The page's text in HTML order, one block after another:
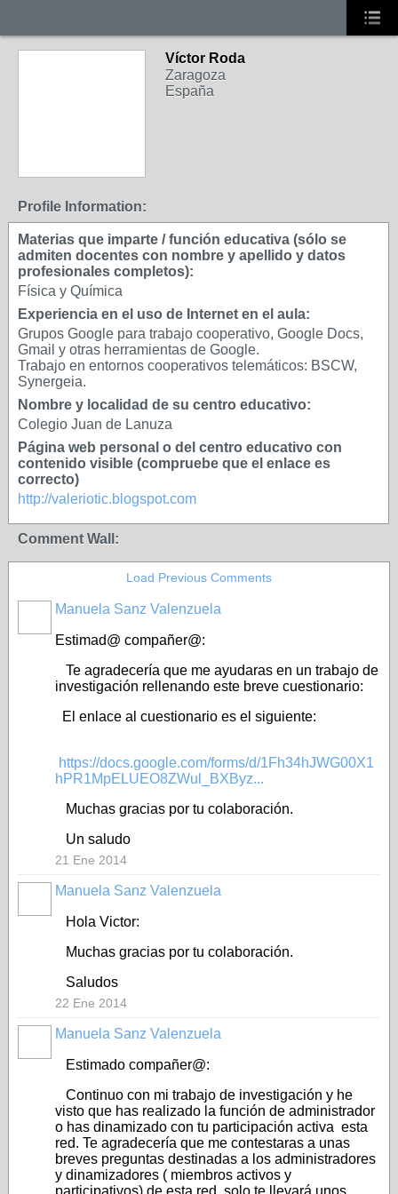
Víctor Roda
Zaragoza
España
Profile Information:
Materias que imparte / función educativa (sólo se
admiten docentes con nombre y apellido y datos
profesionales completos):
Física y Química
Experiencia en el uso de Internet en el aula:
Grupos Google para trabajo cooperativo, Google Docs,
Gmail y otras herramientas de Google.
Trabajo en entornos cooperativos telemáticos: BSCW,
Synergeia.
Nombre y localidad de su centro educativo:
Colegio Juan de Lanuza
Página web personal o del centro educativo con
contenido visible (compruebe que el enlace es
correcto)
http://valeriotic.blogspot.com
Comment Wall:
Load Previous Comments
Manuela Sanz Valenzuela
Estimad@ compañer@:
Te agradecería que me ayudaras en un trabajo de
investigación rellenando este breve cuestionario:
El enlace al cuestionario es el siguiente:
https://docs.google.com/forms/d/1Fh34hJWG00X1
hPR1MpELUEO8ZWul_BXByz...
Muchas gracias por tu colaboración.
Un saludo
21 Ene 2014
Manuela Sanz Valenzuela
Hola Victor:
Muchas gracias por tu colaboración.
Saludos
22 Ene 2014
Manuela Sanz Valenzuela
Estimado compañer@:
Continuo con mi trabajo de investigación y he
visto que has realizado la función de administrador
o has dinamizado con tu participación activa esta
red. Te agradecería que me contestaras a unas
breves preguntas destinadas a los administradores
y dinamizadores ( miembros activos y
participativos) de esta red, solo te llevará unos